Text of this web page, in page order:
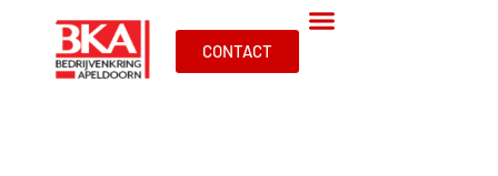
CONTACT